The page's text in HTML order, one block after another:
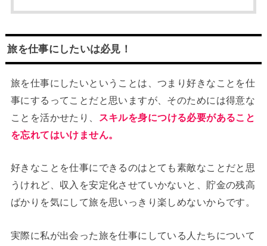
旅を仕事にしたいは必見！
旅を仕事にしたいということは、つまり好きなことを仕
事にするってことだと思いますが、そのためには得意な
ことを活かせたり、
スキルを身につける必要があること
を忘れてはいけません。
好きなことを仕事にできるのはとても素敵なことだと思
うけれど、収入を安定化させていかないと、貯金の残高
ばかりを気にして旅を思いっきり楽しめないからです。
実際に私が出会った旅を仕事にしている人たちについて